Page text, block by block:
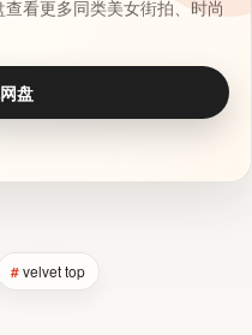
看更多同类美女街拍、时尚
盘
velvet top